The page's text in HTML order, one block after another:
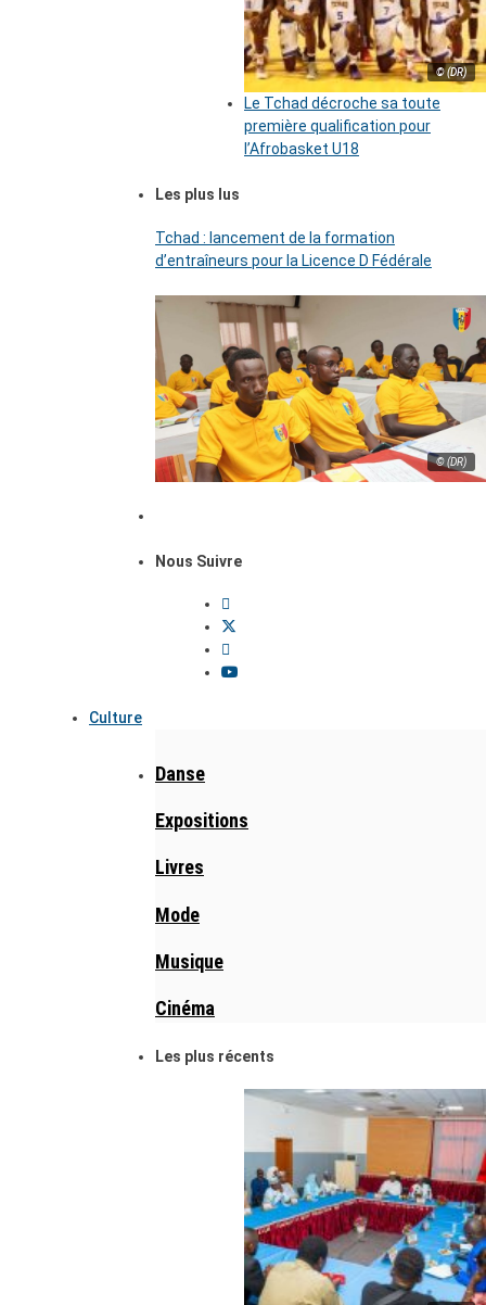
© (DR)
Le Tchad décroche sa toute
première qualification pour
l’Afrobasket U18
Les plus lus
Tchad : lancement de la formation
d’entraîneurs pour la Licence D Fédérale
© (DR)
Nous Suivre
Culture
Danse
Expositions
Livres
Mode
Musique
Cinéma
Les plus récents